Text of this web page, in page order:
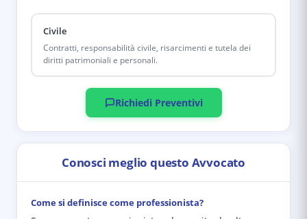
Civile
Contratti, responsabilità civile, risarcimenti e tutela dei
diritti patrimoniali e personali.
Richiedi Preventivi
Conosci meglio questo Avvocato
Come si definisce come professionista?